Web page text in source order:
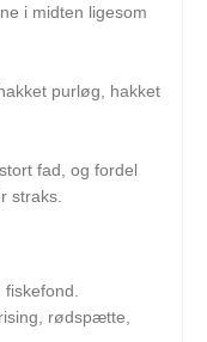
i midten ligesom
purløg, hakket
fad, og fordel
straks.
rødspætte,